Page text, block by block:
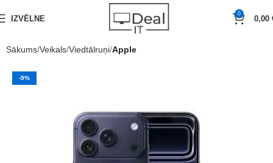
IZVĒLNE
0
0,00
Sākums Veikals Viedtālruņi Apple
-9%